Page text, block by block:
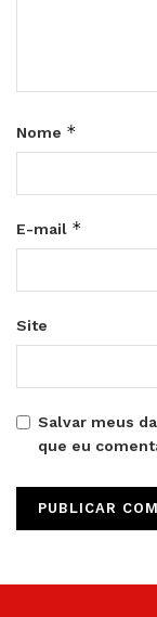
Nome *
E-mail *
Site
Salvar meus
que eu